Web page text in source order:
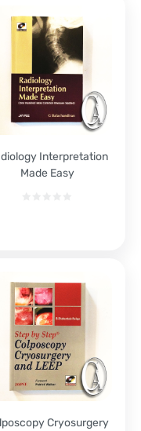
Interpretation
Made Easy
Cryosurgery